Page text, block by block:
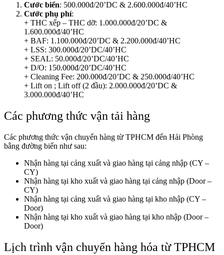
Cước biển: 500.000đ/20’DC & 2.600.000đ/40’HC
Cước phụ phí:
+ THC xếp – THC dỡ: 1.000.000đ/20’DC &
1.600.000đ/40’HC
+ BAF: 1.100.000đ/20’DC & 2.200.000đ/40’HC
+ LSS: 300.000đ/20’DC/40’HC
+ SEAL: 50.000đ/20’DC/40’HC
+ D/O: 150.000đ/20’DC/40’HC
+ Cleaning Fee: 200.000đ/20’DC & 250.000đ/40’HC
+ Lift on ; Lift off (2 đầu): 2.000.000đ/20’DC &
3.000.000đ/40’HC
Các phương thức vận tải hàng
Các phương thức vận chuyển hàng từ TPHCM đến Hải Phòng
bằng đường biển như sau:
Nhận hàng tại cảng xuất và giao hàng tại cảng nhập (CY –
CY)
Nhận hàng tại kho xuất và giao hàng tại cảng nhập (Door –
CY)
Nhận hàng tại cảng xuất và giao hàng tại kho nhập (CY –
Door)
Nhận hàng tại kho xuất và giao hàng tại kho nhập (Door –
Door)
Lịch trình vận chuyển hàng hóa từ TPHCM